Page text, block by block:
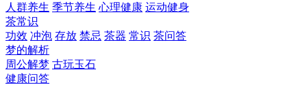
人群养生 季节养生 心理健康 运动健身
茶常识
功效 冲泡 存放 禁忌 茶器 常识 茶问答
梦的解析
周公解梦 古玩玉石
健康问答